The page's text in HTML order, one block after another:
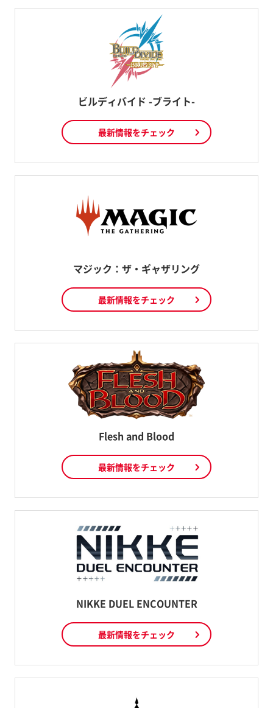
ビルディバイド -ブライト-
最新情報をチェック
マジック：ザ・ギャザリング
最新情報をチェック
Flesh and Blood
最新情報をチェック
NIKKE DUEL ENCOUNTER
最新情報をチェック